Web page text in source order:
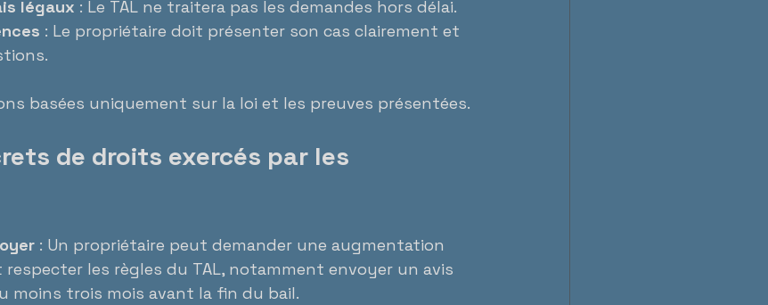
légaux : Le TAL ne traitera pas les demandes hors délai.
: Le propriétaire doit présenter son cas clairement et
basées uniquement sur la loi et les preuves présentées.
de droits exercés par les
: Un propriétaire peut demander une augmentation
les règles du TAL, notamment envoyer un avis
moins trois mois avant la fin du bail.